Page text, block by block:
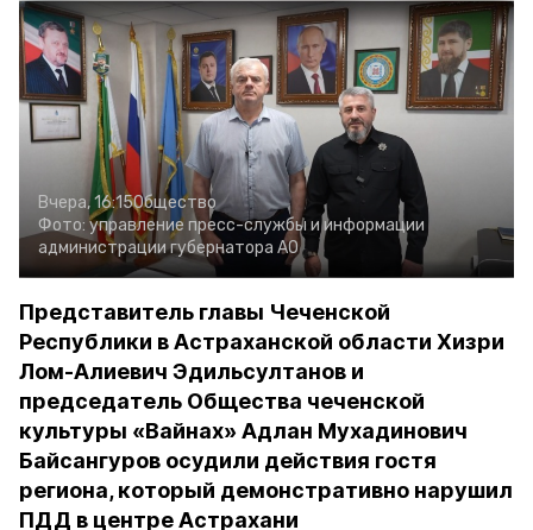
Вчера, 16:15Общество
Фото: управление пресс-службы и информации
администрации губернатора АО
Представитель главы Чеченской
Республики в Астраханской области Хизри
Лом-Алиевич Эдильсултанов и
председатель Общества чеченской
культуры «Вайнах» Адлан Мухадинович
Байсангуров осудили действия гостя
региона, который демонстративно нарушил
ПДД в центре Астрахани